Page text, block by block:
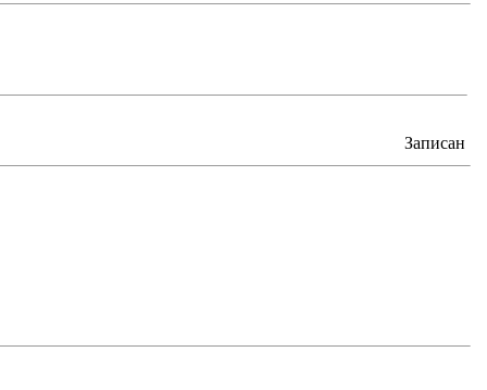
Записан